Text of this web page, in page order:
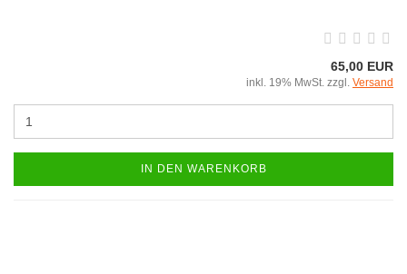
65,00 EUR
inkl. 19% MwSt. zzgl. Versand
IN DEN WARENKORB